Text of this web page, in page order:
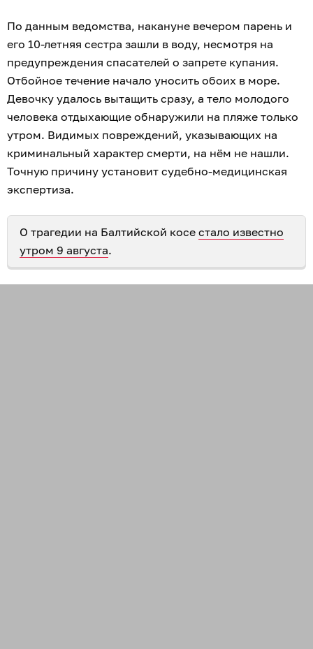
По данным ведомства, накануне вечером парень и
его 10-летняя сестра зашли в воду, несмотря на
предупреждения спасателей о запрете купания.
Отбойное течение начало уносить обоих в море.
Девочку удалось вытащить сразу, а тело молодого
человека отдыхающие обнаружили на пляже только
утром. Видимых повреждений, указывающих на
криминальный характер смерти, на нём не нашли.
Точную причину установит судебно-медицинская
экспертиза.
О трагедии на Балтийской косе стало известно
утром 9 августа.